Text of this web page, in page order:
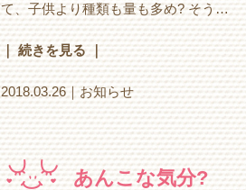
て、子供より種類も量も多め? そう…
｜ 続きを見る ｜
2018.03.26｜お知らせ
あんこな気分?